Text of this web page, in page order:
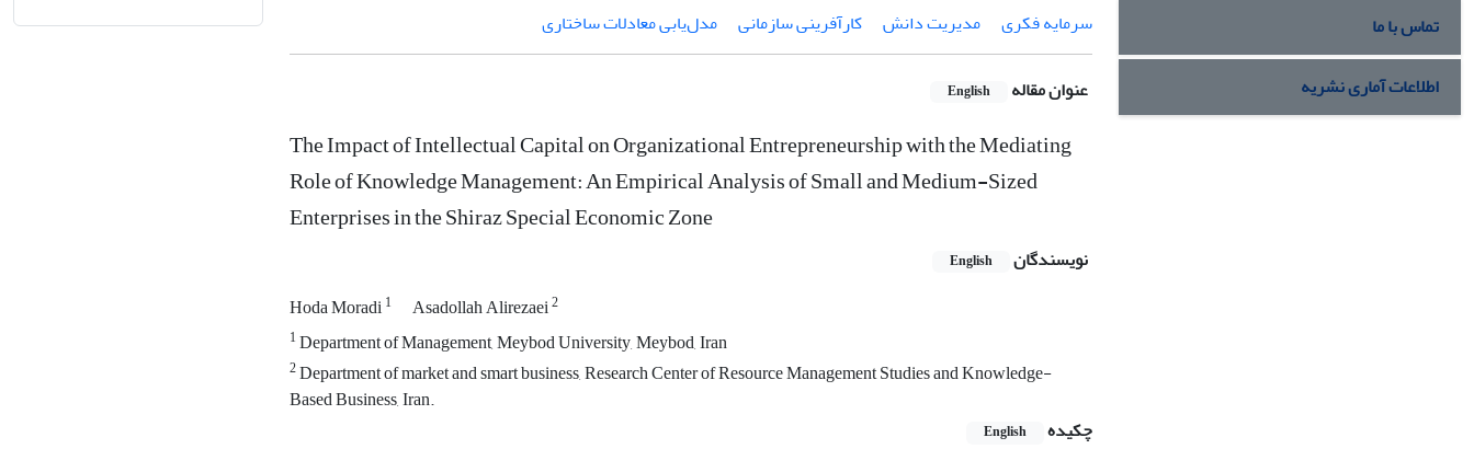
سرمایه فکری
مدیریت دانش کارآفرینی سازمانی مدل‌یابی معادلات ساختاری
عنوان مقاله English
The Impact of Intellectual Capital on Organizational Entrepreneurship with the Mediating
Role of Knowledge Management: An Empirical Analysis of Small and Medium-Sized
Enterprises in the Shiraz Special Economic Zone
نویسندگان English
Hoda Moradi1 Asadollah Alirezaei2
1Department of Management, Meybod University, Meybod, Iran
2Department of market and smart business, Research Center of Resource Management Studies and Knowledge-
Based Business, Iran.
چکیده
English
تماس با ما
اطلاعات آماری نشریه